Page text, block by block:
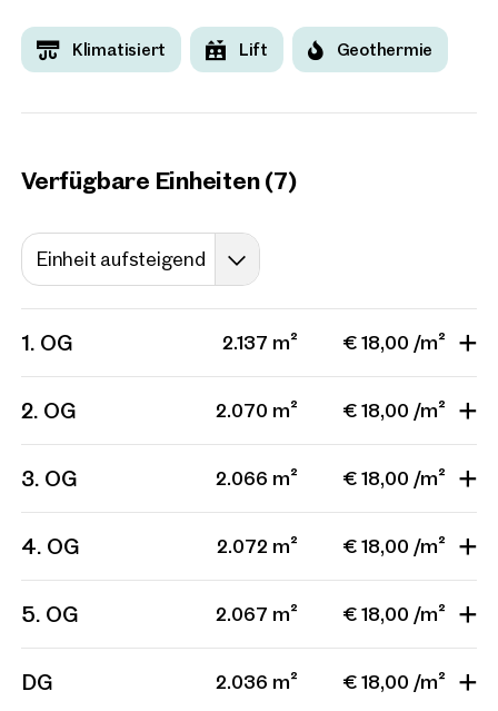
Klimatisiert Lift Geothermie
Verfügbare Einheiten (7)
Einheit aufsteigend
1. OG 2.137 m² € 18,00 /m²
2. OG 2.070 m² € 18,00 /m²
3. OG 2.066 m² € 18,00 /m²
4. OG 2.072 m² € 18,00 /m²
5. OG 2.067 m² € 18,00 /m²
DG 2.036 m² € 18,00 /m²
Rückruf-Service
Weitere
Projekte